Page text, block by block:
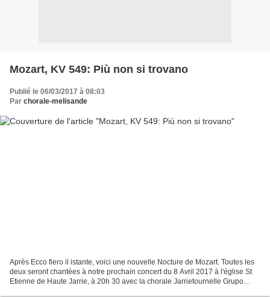
Mozart, KV 549: Più non si trovano
Publié le 06/03/2017 à 08:03
Par chorale-melisande
Après Ecco fiero il istante, voici une nouvelle Nocture de Mozart. Toutes les
deux seront chantées à notre prochain concert du 8 Avril 2017 à l'église St
Etienne de Haute Jarrie, à 20h 30 avec la chorale Jarrietournelle Grupo